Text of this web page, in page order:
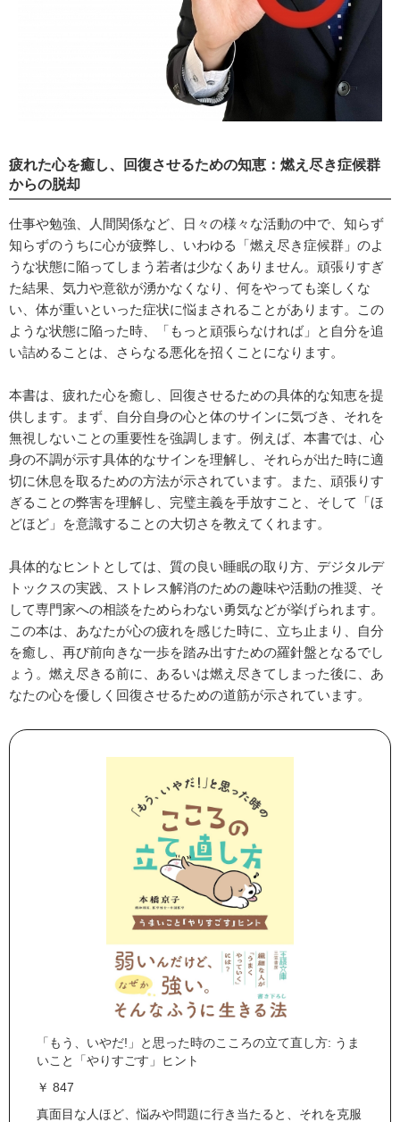
疲れた心を癒し、回復させるための知恵：燃え尽き症候群
からの脱却
仕事や勉強、人間関係など、日々の様々な活動の中で、知らず
知らずのうちに心が疲弊し、いわゆる「燃え尽き症候群」のよ
うな状態に陥ってしまう若者は少なくありません。頑張りすぎ
た結果、気力や意欲が湧かなくなり、何をやっても楽しくな
い、体が重いといった症状に悩まされることがあります。この
ような状態に陥った時、「もっと頑張らなければ」と自分を追
い詰めることは、さらなる悪化を招くことになります。
本書は、疲れた心を癒し、回復させるための具体的な知恵を提
供します。まず、自分自身の心と体のサインに気づき、それを
無視しないことの重要性を強調します。例えば、本書では、心
身の不調が示す具体的なサインを理解し、それらが出た時に適
切に休息を取るための方法が示されています。また、頑張りす
ぎることの弊害を理解し、完璧主義を手放すこと、そして「ほ
どほど」を意識することの大切さを教えてくれます。
具体的なヒントとしては、質の良い睡眠の取り方、デジタルデ
トックスの実践、ストレス解消のための趣味や活動の推奨、そ
して専門家への相談をためらわない勇気などが挙げられます。
この本は、あなたが心の疲れを感じた時に、立ち止まり、自分
を癒し、再び前向きな一歩を踏み出すための羅針盤となるでし
ょう。燃え尽きる前に、あるいは燃え尽きてしまった後に、あ
なたの心を優しく回復させるための道筋が示されています。
「もう、いやだ!」と思った時のこころの立て直し方: うま
いこと「やりすごす」ヒント
￥ 847
真面目な人ほど、悩みや問題に行き当たると、それを克服